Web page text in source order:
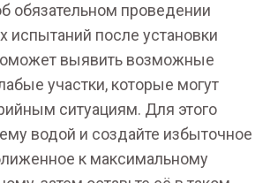
обязательном проведении
испытаний после установки
выявить возможные
участки, которые могут
ситуациям. Для этого
водой и создайте избыточное
к максимальному